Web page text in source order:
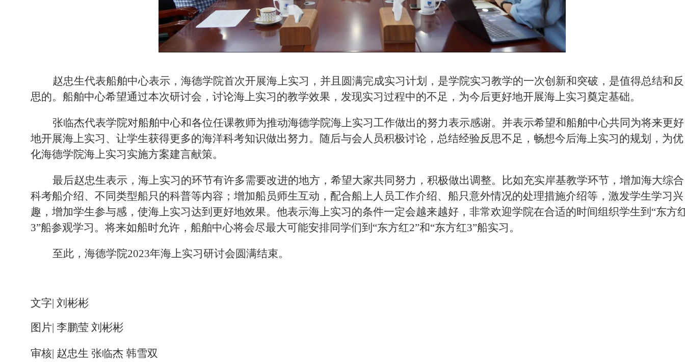
赵忠生代表船舶中心表示，海德学院首次开展海上实习，并且圆满完成实习计划，是学院实习教学的一次创新和突破，是值得总结和反
思的。船舶中心希望通过本次研讨会，讨论海上实习的教学效果，发现实习过程中的不足，为今后更好地开展海上实习奠定基础。
张临杰代表学院对船舶中心和各位任课教师为推动海德学院海上实习工作做出的努力表示感谢。并表示希望和船舶中心共同为将来更好
地开展海上实习、让学生获得更多的海洋科考知识做出努力。随后与会人员积极讨论，总结经验反思不足，畅想今后海上实习的规划，为优
化海德学院海上实习实施方案建言献策。
最后赵忠生表示，海上实习的环节有许多需要改进的地方，希望大家共同努力，积极做出调整。比如充实岸基教学环节，增加海大综合
科考船介绍、不同类型船只的科普等内容；增加船员师生互动，配合船上人员工作介绍、船只意外情况的处理措施介绍等，激发学生学习兴
趣，增加学生参与感，使海上实习达到更好地效果。他表示海上实习的条件一定会越来越好，非常欢迎学院在合适的时间组织学生到 “东方
3”船参观学习。将来如船时允许，船舶中心将会尽最大可能安排同学们到“东方红2”和“东方红3”船实习。
至此，海德学院2023年海上实习研讨会圆满结束。
文字| 刘彬彬
图片| 李鹏莹 刘彬彬
审核| 赵忠生 张临杰 韩雪双